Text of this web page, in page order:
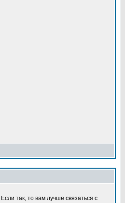
так, то вам лучше связаться с